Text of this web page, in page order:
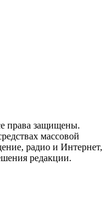
права защищены.
массовой
радио и Интернет,
редакции.